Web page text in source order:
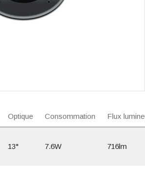
Optique Consommation Flux
13° 7.6W 716lm